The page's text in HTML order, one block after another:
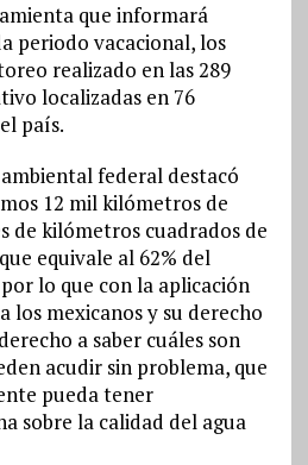
que informará
periodo vacacional, los
realizado en las 289
localizadas en 76
país.
federal destacó
12 mil kilómetros de
de kilómetros cuadrados de
equivale al 62% del
lo que con la aplicación
los mexicanos y su derecho
a saber cuáles son
acudir sin problema, que
pueda tener
sobre la calidad del agua